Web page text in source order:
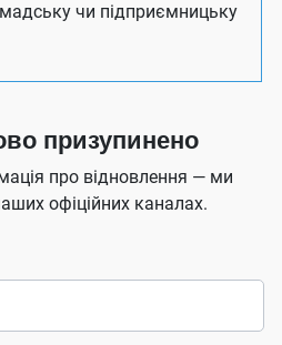
чи підприємницьку
призупинено
про відновлення — ми
офіційних каналах.